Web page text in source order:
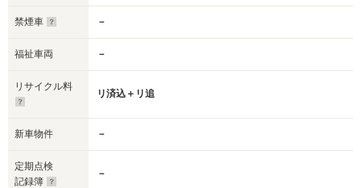
禁煙車 －
福祉車両 －
リサイクル料
リ済込＋リ追
新車物件 －
定期点検
記録簿
－